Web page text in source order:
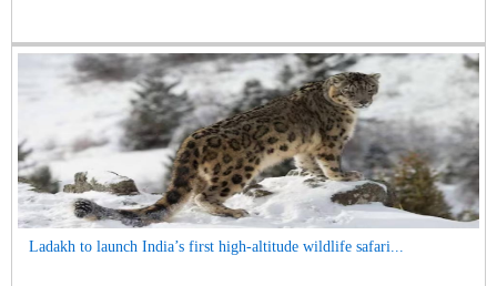
Ladakh to launch India’s first high-altitude wildlife safari...